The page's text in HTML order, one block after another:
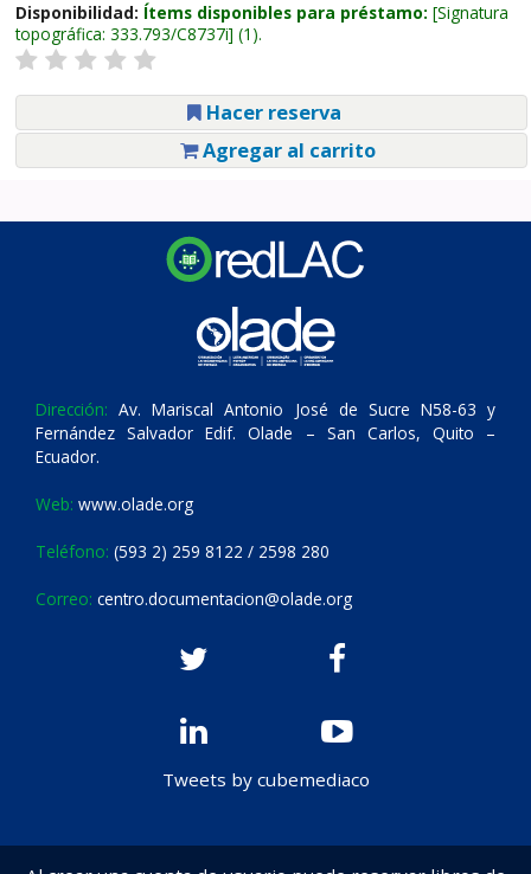
Disponibilidad: Ítems disponibles para préstamo: Signatura
topográfica: 333.793/C8737i (1).
Hacer reserva
Agregar al carrito
Dirección: Av. Mariscal Antonio José de Sucre N58-63 y
Fernández Salvador Edif. Olade – San Carlos, Quito –
Ecuador.
Web: www.olade.org
Teléfono: (593 2) 259 8122 / 2598 280
Correo: centro.documentacion@olade.org
Tweets by cubemediaco